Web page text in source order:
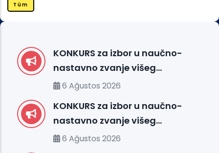
Tüm
KONKURS za izbor u naučno-
nastavno zvanje višeg
asistenta – Medicinska
6 Ağustos 2026
KONKURS za izbor u naučno-
nastavno zvanje višeg
asistenta – Fakultet
6 Ağustos 2026